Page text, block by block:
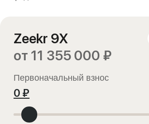
*Расчет является предварительным, не
индивидуально и зависит от банка,